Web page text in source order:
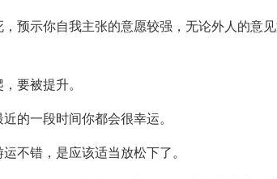
预示你自我主张的意愿较强，无论外人的意
要被提升。
的一段时间你都会很幸运。
不错，是应该适当放松下了。